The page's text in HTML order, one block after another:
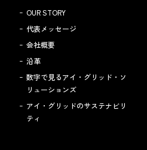
OUR STORY
代表メッセージ
会社概要
沿革
数字で見るアイ・グリッド・ソ
リューションズ
アイ・グリッドのサステナビリ
ティ